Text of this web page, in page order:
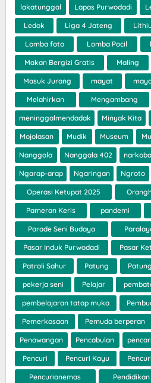
lakatunggal Lapas Purwodadi
Ledok Liga 4 Jateng
Lomba foto Lomba Pocil
Makan Bergizi Gratis Maling
Masuk Jurang mayat
Melahirkan Mengambang
meninggalmendadak Minyak Kita
Mojolasan Mudik Museum
Nanggala Nanggala 402 narkoba
Ngarap-arap Ngaringan Ngroto
Operasi Ketupat 2025
Pameran Keris pandemi
Parade Seni Budaya
Pasar Induk Purwodadi Pasar
Patroli Sahur Patung
pekerja seni Pelajar
pembelajaran tatap muka
Pemerkosaan Pemuda berperan
Penawangan Pencabulan
Pencuri Pencuri Kayu
Pencurianemas Pendidikan